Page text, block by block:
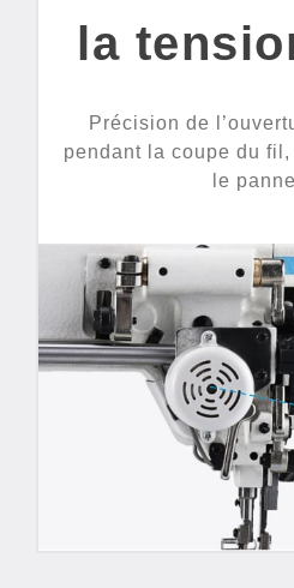
la
Précision de
pendant la coupe du
le